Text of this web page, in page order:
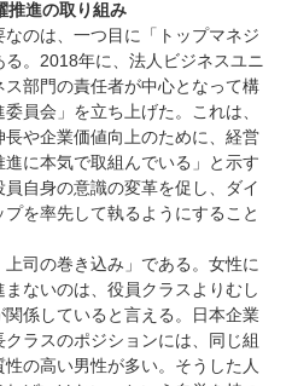
推進の取り組み
のは、一つ目に「トップマネジ
。2018年に、法人ビジネスユニ
部門の責任者が中心となって構
員会」を立ち上げた。これは、
や企業価値向上のために、経営
に本気で取組んでいる」と示す
自身の意識の変革を促し、ダイ
を率先して執るようにすること
司の巻き込み」である。女性に
ないのは、役員クラスよりむし
係していると言える。日本企業
ラスのポジションには、同じ組
の高い男性が多い。そうした人